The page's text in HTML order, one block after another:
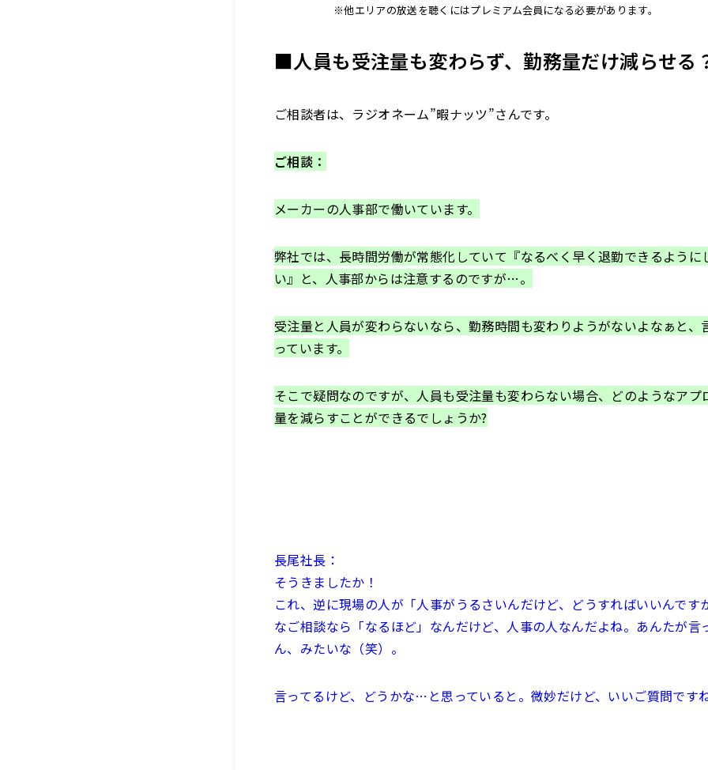
※他エリアの放送を聴くにはプレミアム会員になる必要があります。
■人員も受注量も変わらず、勤務量だけ減らせる
ご相談者は、ラジオネーム”暇ナッツ”さんです。
ご相談：
メーカーの人事部で働いています。
弊社では、長時間労働が常態化していて『なるべく早く退勤できるように
い』と、人事部からは注意するのですが…。
受注量と人員が変わらないなら、勤務時間も変わりようがないよなぁと、
っています。
そこで疑問なのですが、人員も受注量も変わらない場合、どのようなアプ
量を減らすことができるでしょうか?
長尾社長：
そうきましたか！
これ、逆に現場の人が「人事がうるさいんだけど、どうすればいいんです
なご相談なら「なるほど」なんだけど、人事の人なんだよね。あんたが言
ん、みたいな（笑）。
言ってるけど、どうかな…と思っていると。微妙だけど、いいご質問です